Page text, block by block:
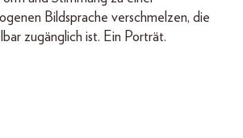
Bildsprache verschmelzen, die
zugänglich ist. Ein Porträt.